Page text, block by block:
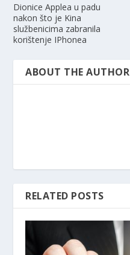
Dionice Applea u padu
nakon što je Kina
službenicima zabranila
korištenje IPhonea
ABOUT THE AUTHOR
RELATED POSTS